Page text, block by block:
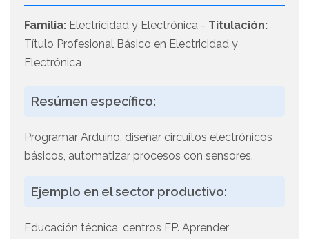
Familia: Electricidad y Electrónica - Titulación:
Título Profesional Básico en Electricidad y
Electrónica
Resúmen específico:
Programar Arduino, diseñar circuitos electrónicos
básicos, automatizar procesos con sensores.
Ejemplo en el sector productivo:
Educación técnica, centros FP. Aprender